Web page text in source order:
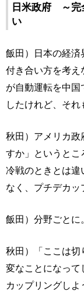
日米政府 ～完
い
飯田）日本の経済
付き合い方を考え
が自動運転を中国
したけれど、そ
秋田）アメリカ政
すか」というとこ
冷戦のときとは違
なく、プチデカッ
飯田）分野ごとに。
秋田）「ここは切
変なことになって
カップリングしよ